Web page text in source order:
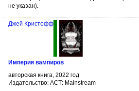
не указан).
Джей Кристофф
Империя вампиров
авторская книга, 2022 год
Издательство: АСТ: Mainstream